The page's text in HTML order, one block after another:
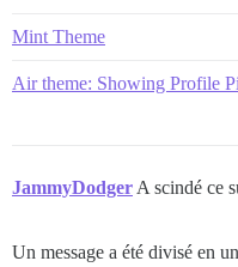
Mint Theme
Air theme: Showing Profile
JammyDodgerA scindé ce
Un message a été divisé en